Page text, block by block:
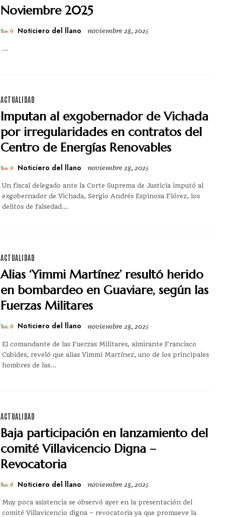
Noviembre 2025
Noticiero del llano noviembre 28, 2025
...
ACTUALIDAD
Imputan al exgobernador de Vichada
por irregularidades en contratos del
Centro de Energías Renovables
Noticiero del llano noviembre 28, 2025
Un fiscal delegado ante la Corte Suprema de Justicia imputó al
exgobernador de Vichada, Sergio Andrés Espinosa Flórez, los
delitos de falsedad...
ACTUALIDAD
Alias ‘Yimmi Martínez’ resultó herido
en bombardeo en Guaviare, según las
Fuerzas Militares
Noticiero del llano noviembre 28, 2025
El comandante de las Fuerzas Militares, almirante Francisco
Cubides, reveló que alias Yimmi Martínez, uno de los principales
hombres de las...
ACTUALIDAD
Baja participación en lanzamiento del
comité Villavicencio Digna –
Revocatoria
Noticiero del llano noviembre 28, 2025
Muy poca asistencia se observó ayer en la presentación del
comité Villavicencio digna – revocatoria ya que promueve la